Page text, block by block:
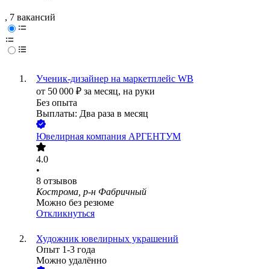
, 7 вакансий
Ученик-дизайнер на маркетплейс WB
от 50 000 ₽ за месяц, на руки
Без опыта
Выплаты: Два раза в месяц
Ювелирная компания АРГЕНТУМ
4.0
•
8 отзывов
Кострома, р-н Фабричный
Можно без резюме
Откликнуться
Художник ювелирных украшений
Опыт 1-3 года
Можно удалённо